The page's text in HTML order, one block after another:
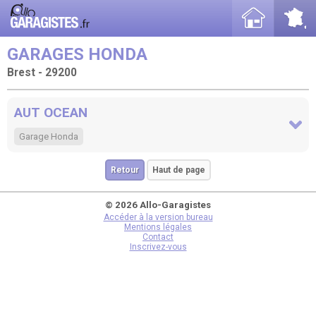
GARAGES HONDA
Brest - 29200
AUT OCEAN
Garage Honda
Retour Haut de page
© 2026 Allo-Garagistes
Accéder à la version bureau
Mentions légales
Contact
Inscrivez-vous